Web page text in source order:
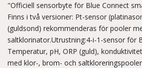
"Officiell sensorbyte för Blue Connect
Finns i två versioner: Pt-sensor
(guldsond) rekommenderas för pooler
saltklorinator.Utrustning:4-i-1-sensor för
Temperatur, pH, ORP (guld),
med klor-, brom- och